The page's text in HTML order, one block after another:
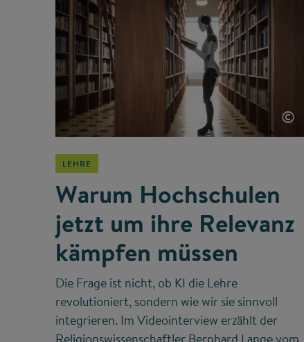
©
LEHRE
Warum Hochschulen
jetzt um ihre Relevanz
kämpfen müssen
Die Frage ist nicht, ob KI die Lehre
revolutioniert, sondern wie wir sie sinnvoll
integrieren. Im Videointerview erzählt der